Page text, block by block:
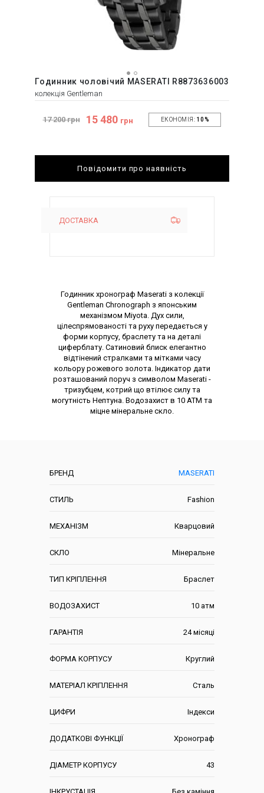
Годинник чоловічий MASERATI R8873636003
колекція Gentleman
17 200 грн 15 480 грн ЕКОНОМІЯ: 10%
Повідомити про наявність
ДОСТАВКА
БРЕНД MASERATI
СТИЛЬ Fashion
МЕХАНІЗМ Кварцовий
СКЛО Мінеральне
ТИП КРІПЛЕННЯ Браслет
ВОДОЗАХИСТ 10 атм
ГАРАНТІЯ 24 місяці
ФОРМА КОРПУСУ Круглий
МАТЕРІАЛ КРІПЛЕННЯ Сталь
ЦИФРИ Індекси
ДОДАТКОВІ ФУНКЦІЇ Хронограф
ДІАМЕТР КОРПУСУ 43
Опис товару
Годинник хронограф Maserati з колекції
Gentleman Chronograph з японським
механізмом Miyota. Дух сили,
цілеспрямованості та руху передається у
форми корпусу, браслету та на деталі
циферблату. Сатиновий блиск елегантно
відтінений стралками та мітками часу
кольору рожевого золота. Індикатор дати
розташований поруч з символом Maserati -
тризубцем, котрий що втілює силу та
могутність Нептуна. Водозахист в 10 АТМ та
міцне мінеральне скло.